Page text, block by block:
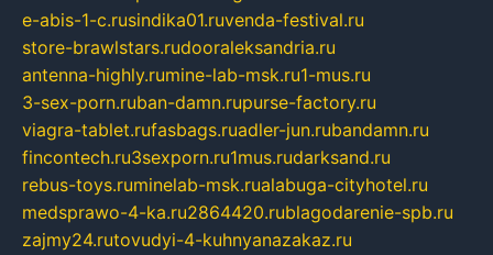
e-abis-1-c.rusindika01.ruvenda-festival.ru
store-brawlstars.rudooraleksandria.ru
antenna-highly.rumine-lab-msk.ru1-mus.ru
3-sex-porn.ruban-damn.rupurse-factory.ru
viagra-tablet.rufasbags.ruadler-jun.rubandamn.ru
fincontech.ru3sexporn.ru1mus.rudarksand.ru
rebus-toys.ruminelab-msk.rualabuga-cityhotel.ru
medsprawo-4-ka.ru2864420.rublagodarenie-spb.ru
zajmy24.rutovudyi-4-kuhnyanazakaz.ru